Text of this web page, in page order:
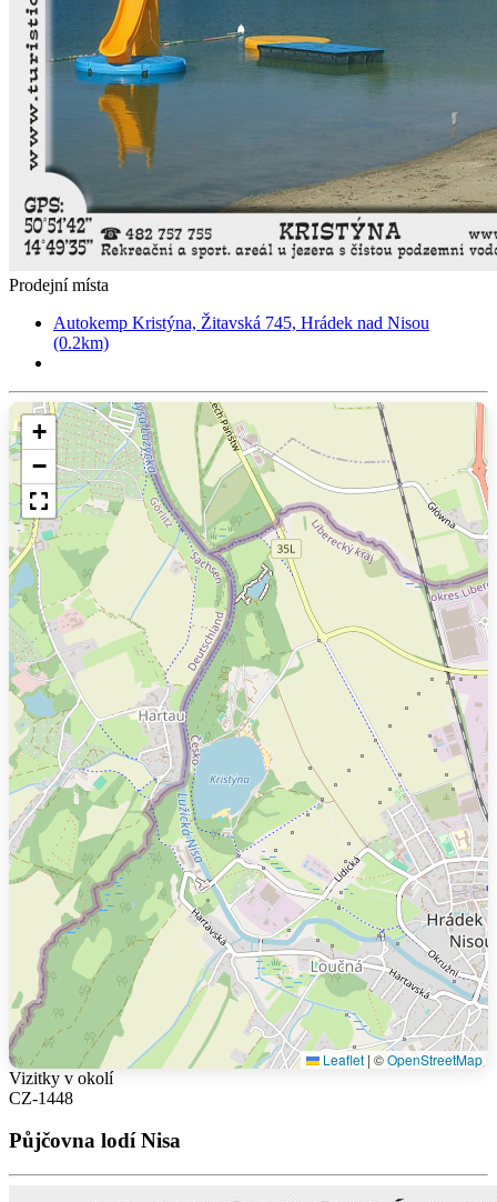
Prodejní místa
Autokemp Kristýna, Žitavská 745, Hrádek nad Nisou
(0.2km)
+
−
Leaflet | ©OpenStreetMap
Vizitky v okolí
CZ-1448
Půjčovna lodí Nisa